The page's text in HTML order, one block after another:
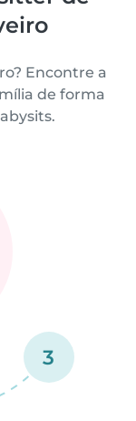
Encontre a
de forma
3